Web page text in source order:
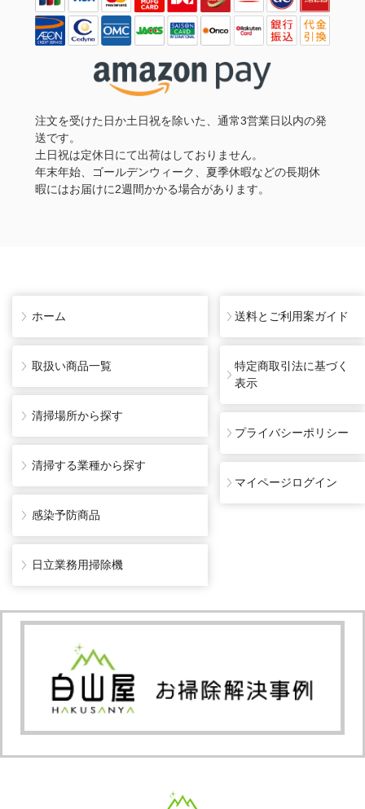
注文を受けた日か土日祝を除いた、通常3営業日以内の発
送です。
土日祝は定休日にて出荷はしておりません。
年末年始、ゴールデンウィーク、夏季休暇などの長期休
暇にはお届けに2週間かかる場合があります。
ホーム
取扱い商品一覧
清掃場所から探す
清掃する業種から探す
感染予防商品
日立業務用掃除機
送料とご利用案ガイド
特定商取引法に基づく
表示
プライバシーポリシー
マイページログイン